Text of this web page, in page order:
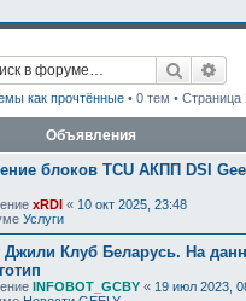
Поиск
как прочтённые• 0 тем • Страница
Объявления
блоков TCU АКПП DSI
xRDI « 10 окт 2025, 23:48
Услуги
Джили Клуб Беларусь. На
INFOBOT_GCBY « 19 июл 2023,